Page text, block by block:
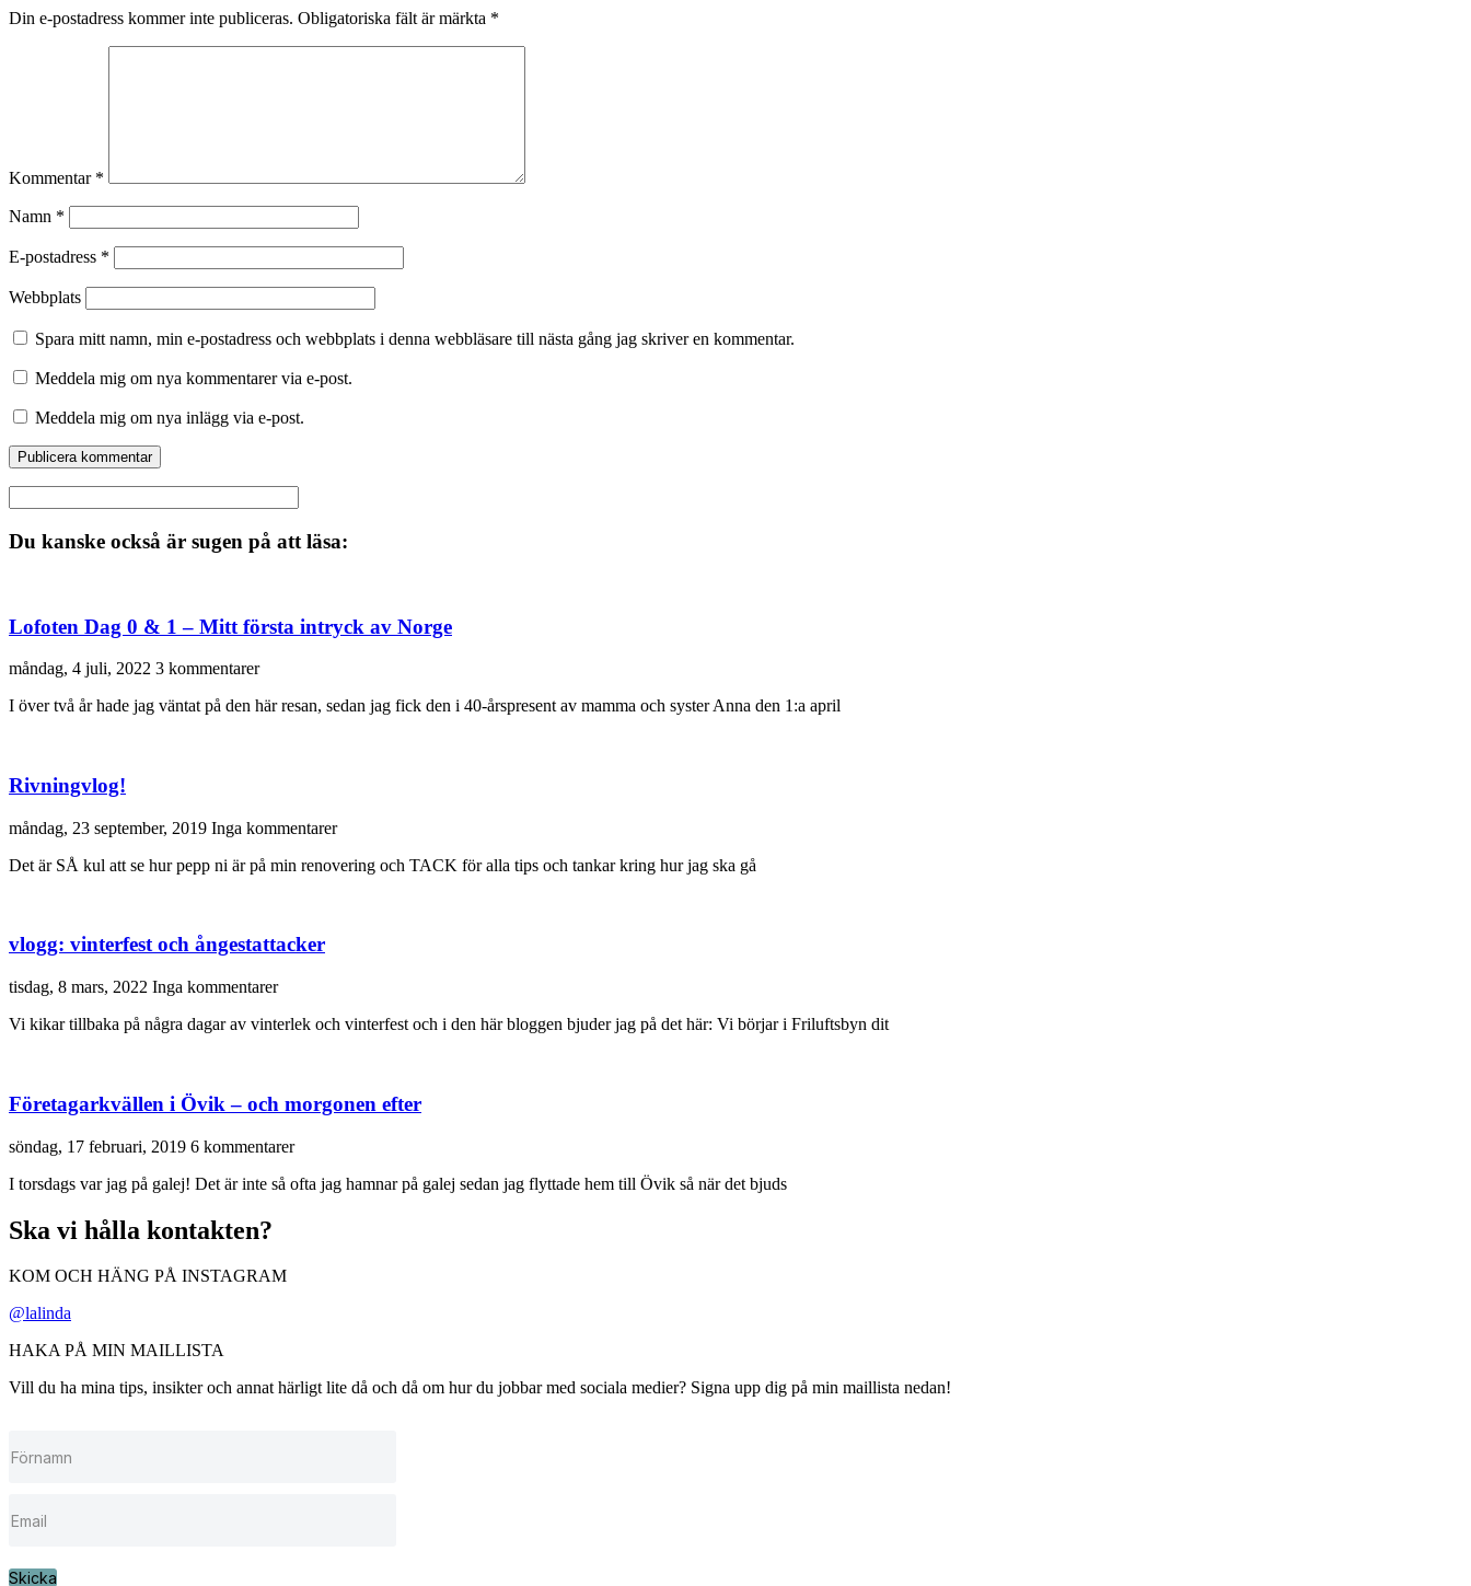
Din e-postadress kommer inte publiceras. Obligatoriska fält är märkta *
Kommentar *
Namn *
E-postadress *
Webbplats
Spara mitt namn, min e-postadress och webbplats i denna webbläsare till nästa gång jag skriver en kommentar.
Meddela mig om nya kommentarer via e-post.
Meddela mig om nya inlägg via e-post.
Du kanske också är sugen på att läsa:
Lofoten Dag 0 & 1 – Mitt första intryck av Norge
måndag, 4 juli, 2022 3 kommentarer
I över två år hade jag väntat på den här resan, sedan jag fick den i 40-årspresent av mamma och syster Anna den 1:a april
Rivningvlog!
måndag, 23 september, 2019 Inga kommentarer
Det är SÅ kul att se hur pepp ni är på min renovering och TACK för alla tips och tankar kring hur jag ska gå
vlogg: vinterfest och ångestattacker
tisdag, 8 mars, 2022 Inga kommentarer
Vi kikar tillbaka på några dagar av vinterlek och vinterfest och i den här bloggen bjuder jag på det här: Vi börjar i Friluftsbyn dit
Företagarkvällen i Övik – och morgonen efter
söndag, 17 februari, 2019 6 kommentarer
I torsdags var jag på galej! Det är inte så ofta jag hamnar på galej sedan jag flyttade hem till Övik så när det bjuds
Ska vi hålla kontakten?
KOM OCH HÄNG PÅ INSTAGRAM
@lalinda
HAKA PÅ MIN MAILLISTA
Vill du ha mina tips, insikter och annat härligt lite då och då om hur du jobbar med sociala medier? Signa upp dig på min maillista nedan!
Skicka